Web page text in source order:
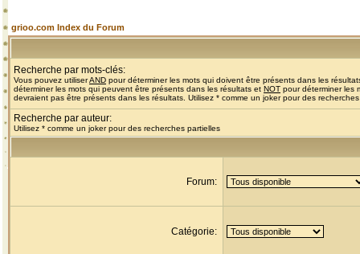
grioo.com Index du Forum
Recherche par mots-clés:
Vous pouvez utiliserAND pour déterminer les mots qui doivent être présents dans les
déterminer les mots qui peuvent être présents dans les résultats et NOT pour déterminer les
devraient pas être présents dans les résultats. Utilisez * comme un joker pour des
Recherche par auteur:
Utilisez * comme un joker pour des recherches partielles
Forum:
Catégorie: